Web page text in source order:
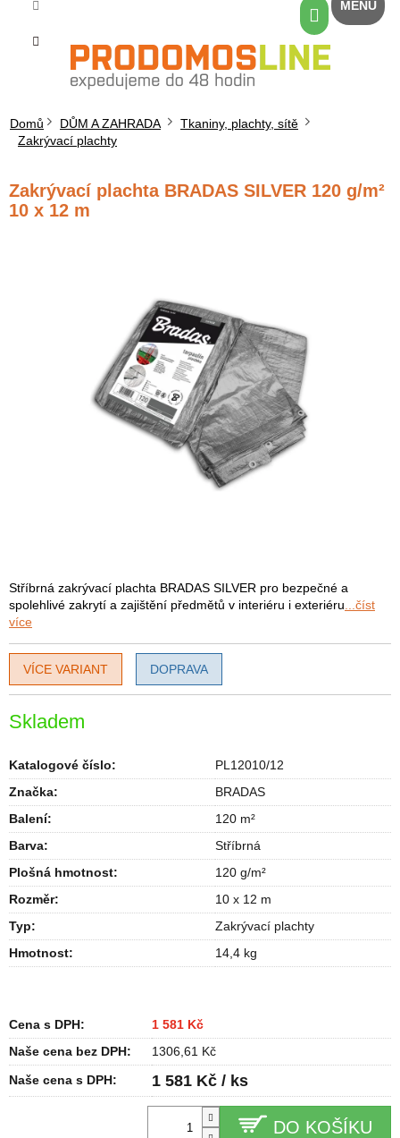
obsah
Nákupní
košík
Domů DŮM A ZAHRADA
Tkaniny, plachty, sítě
Zakrývací plachty
Zakrývací plachta BRADAS SILVER 120 g/m²
10 x 12 m
Skladem
DO KOŠÍKU
Stříbrná zakrývací plachta BRADAS SILVER pro bezpečné a
spolehlivé zakrytí a zajištění předmětů v interiéru i exteriéru ...číst
více
Katalogové číslo:
PL12010/12
Značka:
BRADAS
Balení:
120 m²
Barva:
Stříbrná
Plošná hmotnost:
120 g/m²
Rozměr:
10 x 12 m
Typ:
Zakrývací plachty
Hmotnost: 14,4 kg
VÍCE VARIANT DOPRAVA
Cena s DPH:
1 581 Kč
Naše cena bez DPH:
1306,61 Kč
Naše cena s DPH:
1 581 Kč / ks